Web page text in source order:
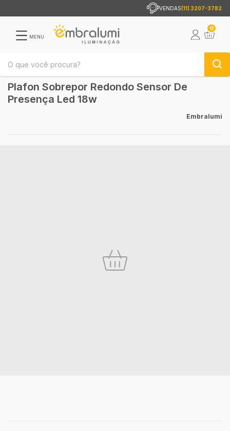
VENDAS(11) 3207-3782
MENU
0
Plafon Sobrepor Redondo Sensor De
Presença Led 18w
Embralumi